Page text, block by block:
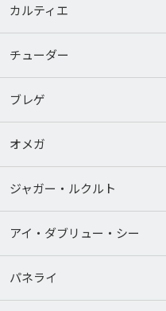
カルティエ
チューダー
ブレゲ
オメガ
ジャガー・ルクルト
アイ・ダブリュー・シー
パネライ